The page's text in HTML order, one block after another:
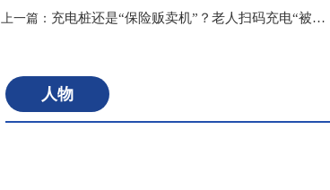
上一篇： 充电桩还是“保险贩卖机”？老人扫码充电“被投保”
人物